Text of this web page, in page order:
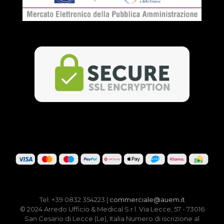
Tel. +39 0832 354223 | commerciale@auem.it
© 2024 Arredo Ufficio & Medical S.r.l. Via Lecce, 57 - 73016
San Cesario di Lecce (Le), Italia Numero di iscrizione al